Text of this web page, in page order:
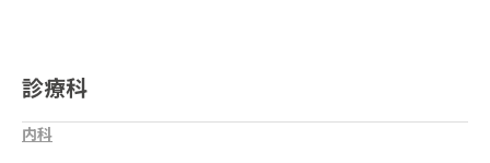
診療科
内科